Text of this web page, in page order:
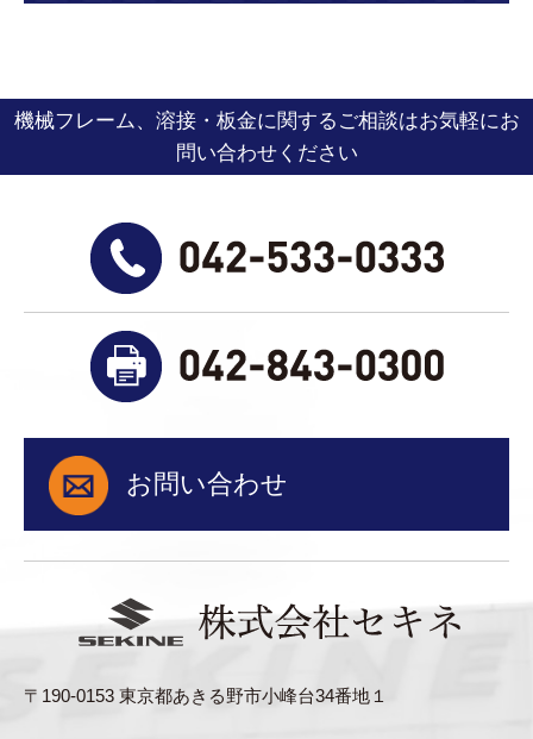
機械フレーム、溶接・板金に関するご相談はお気軽にお
問い合わせください
お問い合わせ
〒190-0153 東京都あきる野市小峰台34番地１